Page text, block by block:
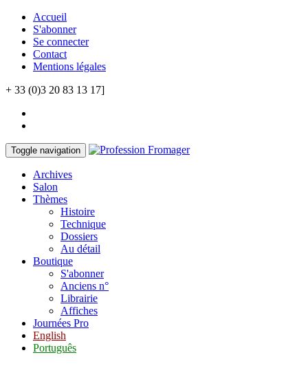
Accueil
S'abonner
Se connecter
Contact
Mentions légales
+ 33 (0)3 20 83 13 17]
Toggle navigation
Archives
Salon
Thèmes
Histoire
Technique
Dossiers
Au détail
Boutique
S'abonner
Anciens n°
Librairie
Affiches
Journées Pro
English
Português